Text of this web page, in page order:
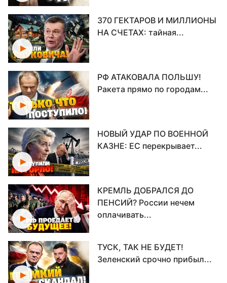
370 ГЕКТАРОВ И МИЛЛИОНЫ
НА СЧЕТАХ: тайная...
РФ АТАКОВАЛА ПОЛЬШУ!
Ракета прямо по городам...
НОВЫЙ УДАР ПО ВОЕННОЙ
КАЗНЕ: ЕС перекрывает...
КРЕМЛЬ ДОБРАЛСЯ ДО
ПЕНСИЙ? России нечем
оплачивать...
ТУСК, ТАК НЕ БУДЕТ!
Зеленский срочно прибыл...